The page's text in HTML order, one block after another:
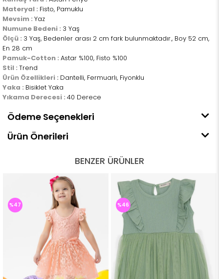
Materyal : Fisto, Pamuklu
Mevsim : Yaz
Numune Bedeni : 3 Yaş
Ölçü : 3 Yaş, Bedenler arası 2 cm fark bulunmaktadır., Boy 52 cm,
En 28 cm
Pamuk-Cotton : Astar %100, Fisto %100
Stil : Trend
Ürün Özellikleri : Dantelli, Fermuarlı, Fiyonklu
Yaka : Bisiklet Yaka
Yıkama Derecesi : 40 Derece
Ödeme Seçenekleri
Ürün Önerileri
BENZER ÜRÜNLER
%47 %46